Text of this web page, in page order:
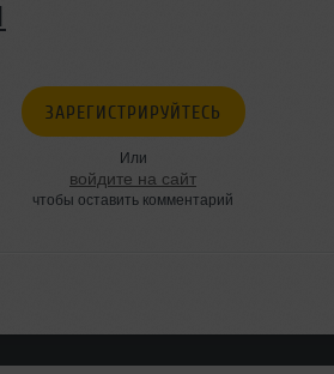
ЗАРЕГИСТРИРУЙТЕСЬ
Или
войдите на сайт
чтобы оставить комментарий